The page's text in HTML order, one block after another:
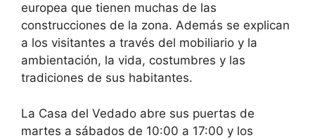
europea que tienen muchas de las
construcciones de la zona. Además se explican
a los visitantes a través del mobiliario y la
ambientación, la vida, costumbres y las
tradiciones de sus habitantes.
La Casa del Vedado abre sus puertas de
martes a sábados de 10:00 a 17:00 y los